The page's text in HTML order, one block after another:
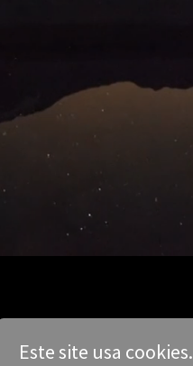
Este site usa cookies.